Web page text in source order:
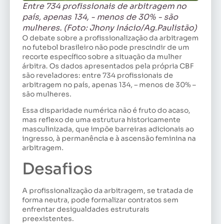
Entre 734 profissionais de arbitragem no
país, apenas 134, - menos de 30% - são
mulheres. (Foto: Jhony Inácio/Ag.Paulistão)
O debate sobre a profissionalização da arbitragem
no futebol brasileiro não pode prescindir de um
recorte específico sobre a situação da mulher
árbitra. Os dados apresentados pela própria CBF
são reveladores: entre 734 profissionais de
arbitragem no país, apenas 134, – menos de 30% –
são mulheres.
Essa disparidade numérica não é fruto do acaso,
mas reflexo de uma estrutura historicamente
masculinizada, que impõe barreiras adicionais ao
ingresso, à permanência e à ascensão feminina na
arbitragem.
Desafios
A profissionalização da arbitragem, se tratada de
forma neutra, pode formalizar contratos sem
enfrentar desigualdades estruturais
preexistentes.